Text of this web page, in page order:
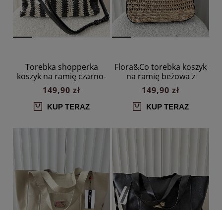
Torebka shopperka
koszyk na ramię czarno-
beżowa
149,90 zł
KUP TERAZ
Flora&Co torebka koszyk
na ramię beżowa z
brązowym
149,90 zł
KUP TERAZ